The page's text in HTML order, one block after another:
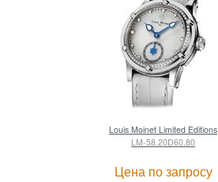
Louis Moinet Limited Editions
LM-58.20D60.80
Цена по запросу